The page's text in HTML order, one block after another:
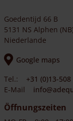
Goedentijd 66 B
5131 NS Alphen
Niederlande
Google maps
Tel.:
+31 (0)13-508
E-Mail
Öffnungszeiten